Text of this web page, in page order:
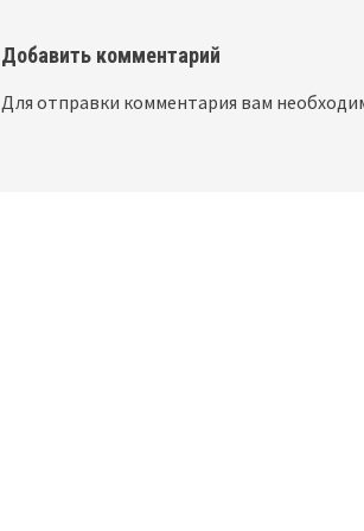
Добавить комментарий
Для отправки комментария вам